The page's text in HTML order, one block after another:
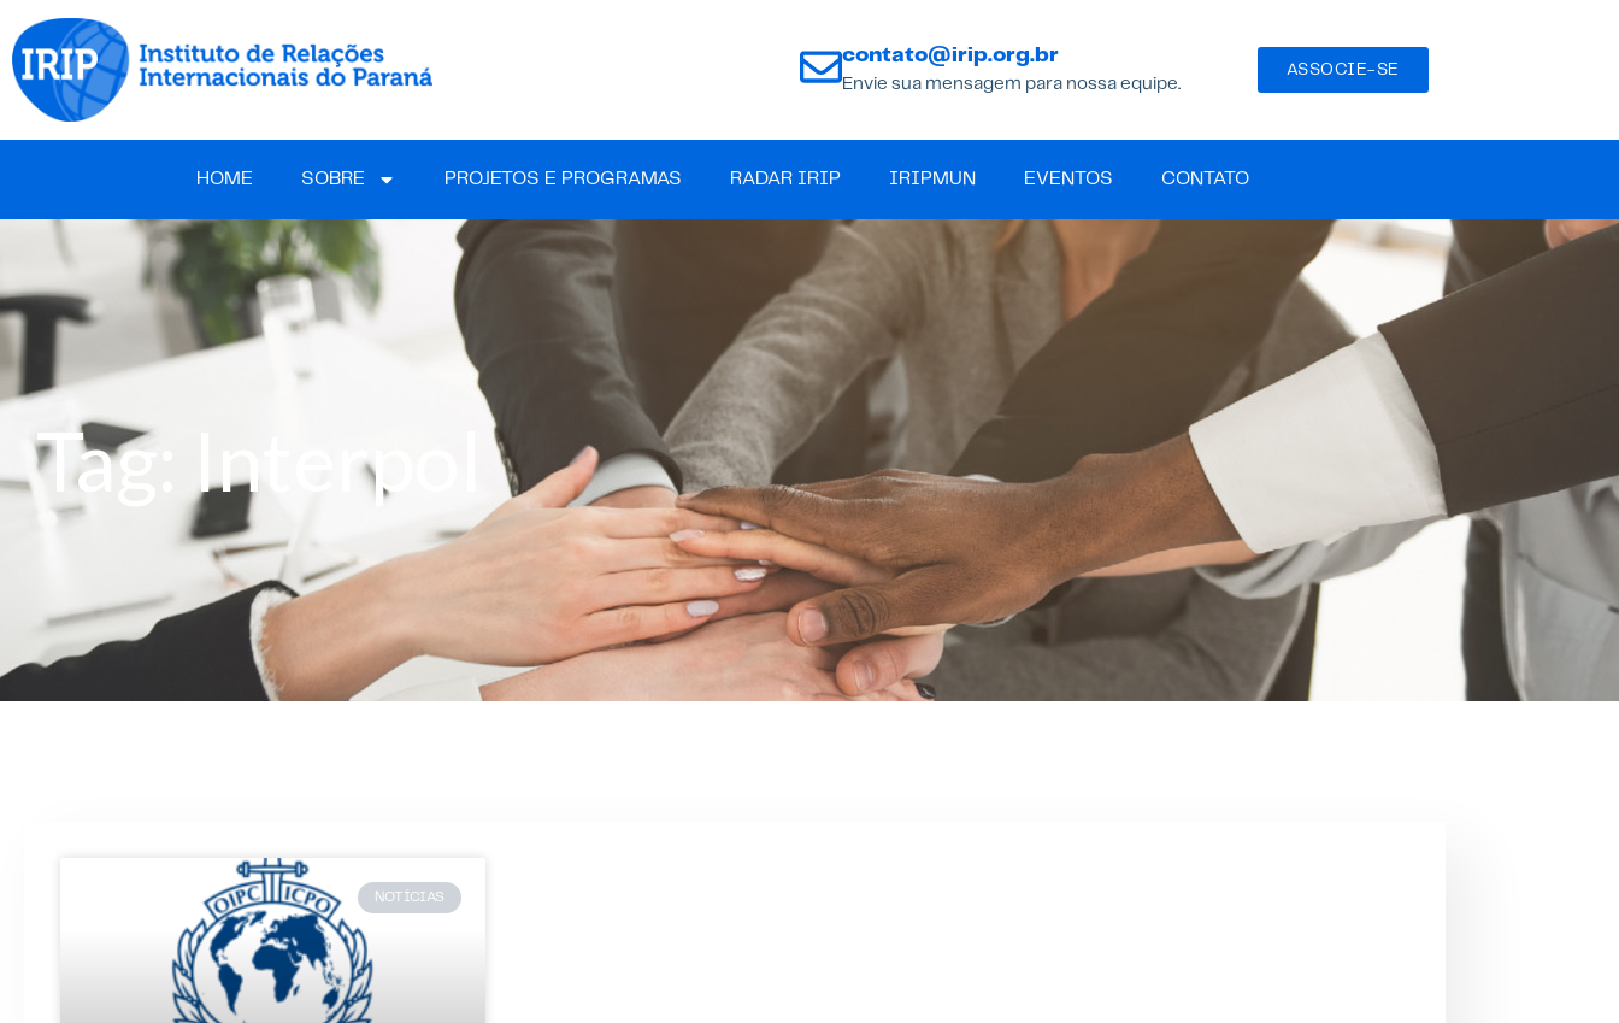
contato@irip.org.br
Envie sua mensagem para nossa equipe.
ASSOCIE-SE
HOME SOBRE PROJETOS E PROGRAMAS RADAR IRIP IRIPMUN EVENTOS CONTATO
Tag: Interpol
NOTÍCIAS